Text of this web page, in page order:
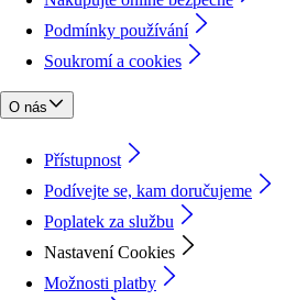
Podmínky používání
Soukromí a cookies
O nás
Přístupnost
Podívejte se, kam doručujeme
Poplatek za službu
Nastavení Cookies
Možnosti platby